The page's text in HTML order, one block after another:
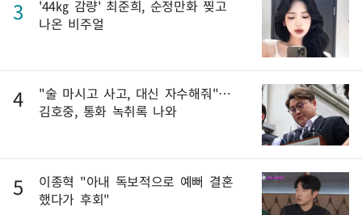
3
'44㎏ 감량' 최준희, 순정만화 찢고
나온 비주얼
4
"술 마시고 사고, 대신 자수해줘"…
김호중, 통화 녹취록 나와
5
이종혁 "아내 독보적으로 예뻐 결혼
했다가 후회"